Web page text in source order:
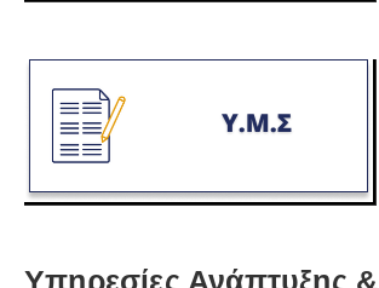
Υπηρεσίες Ανάπτυξης &